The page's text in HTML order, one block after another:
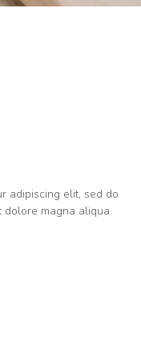
adipiscing elit, sed do
dolore magna aliqua.